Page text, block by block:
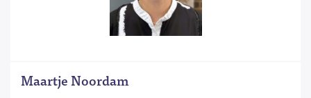
Maartje Noordam